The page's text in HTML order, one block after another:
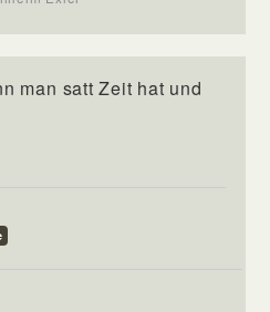
man satt Zeit hat und